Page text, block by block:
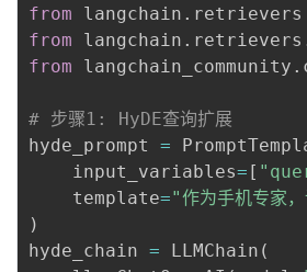
from langchain . retrievers
from langchain . retrievers
from langchain_community .
# 步骤1: HyDE查询扩展
hyde_prompt =
    input_variables
= [
    template
="作为手机专家
)
hyde_chain = LLMChain (